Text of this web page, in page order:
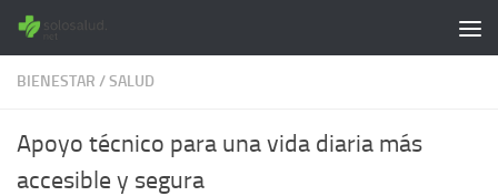
Saltar al contenido
BIENESTAR /SALUD
Apoyo técnico para una vida diaria más
accesible y segura